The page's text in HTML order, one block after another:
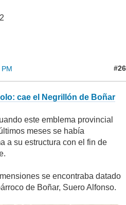
#26
cae el Negrillón de Boñar
este emblema provincial
meses se había
a su estructura con el fin de
se encontraba datado
de Boñar, Suero Alfonso.